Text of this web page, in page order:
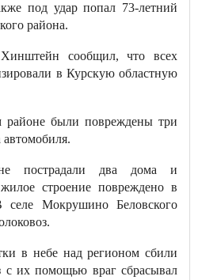
под удар попал 73-летний
района.
Хинштейн сообщил, что всех
в Курскую областную
районе были повреждены три
автомобиля.
пострадали два дома и
строение повреждено в
селе Мокрушино Беловского
в небе над регионом сбили
с их помощью враг сбрасывал